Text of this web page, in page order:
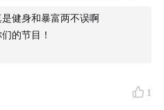
的前瞻思考
聊过2024
健身和暴富两不误啊
的节目！
1